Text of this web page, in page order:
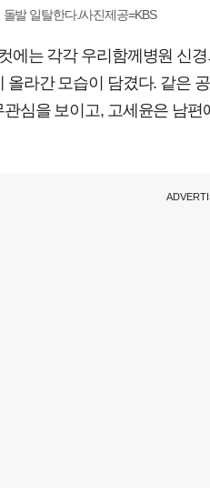
발 일탈한다./사진제공=KBS
에는 각각 우리함께병원 신
올라간 모습이 담겼다. 같은
심을 보이고, 고세윤은 남